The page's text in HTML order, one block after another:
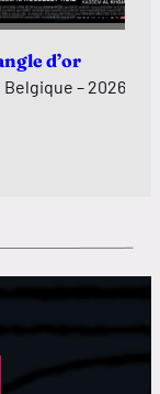
d’or
Belgique – 2026